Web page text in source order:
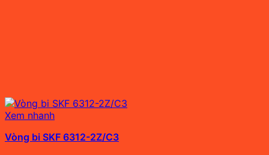
Xem nhanh
Vòng bi SKF 6312-2Z/C3